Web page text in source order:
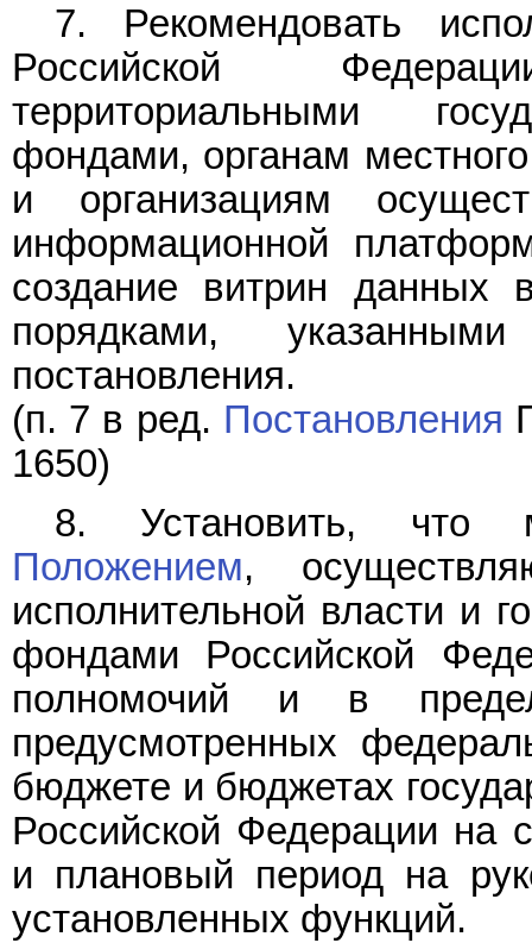
7. Рекомендовать
Российской
территориальными
фондами, органам
и организациям
информационной
создание витрин данных
порядками,
постановления.
(п. 7 в ред. Постановления
1650)
8. Установить, что
Положением,
исполнительной власти и
фондами Российской
полномочий и в
предусмотренных
бюджете и бюджетах
Российской Федерации на
и плановый период на
установленных функций.